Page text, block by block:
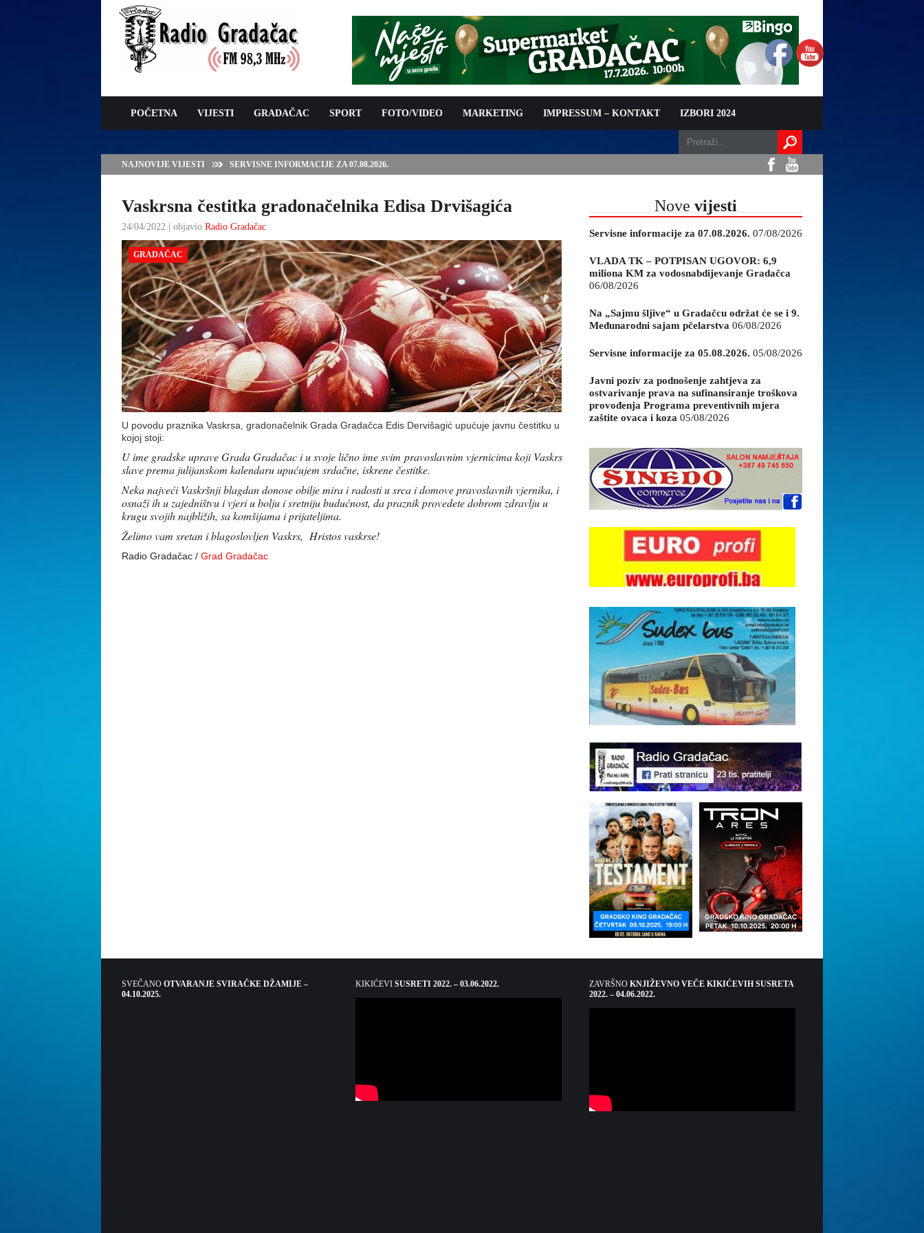
POČETNA VIJESTI GRADAČAC SPORT FOTO/VIDEO MARKETING IMPRESSUM – KONTAKT IZBORI 2024
NAJNOVIJE VIJESTI SERVISNE INFORMACIJE ZA 07.08.2026.
Vaskrsna čestitka gradonačelnika Edisa Drvišagića
24/04/2022 | objavio Radio Gradačac
GRADAČAC
U povodu praznika Vaskrsa, gradonačelnik Grada Gradačca Edis Dervišagić upućuje javnu čestitku u
kojoj stoji:
U ime gradske uprave Grada Gradačac i u svoje lično ime svim pravoslavnim vjernicima koji Vaskrs
slave prema julijanskom kalendaru upućujem srdačne, iskrene čestitke.
Neka najveći Vaskršnji blagdan donose obilje mira i radosti u srca i domove pravoslavnih vjernika, i
osnaži ih u zajedništvu i vjeri u bolju i sretniju budućnost, da praznik provedete dobrom zdravlju u
krugu svojih najbližih, sa komšijama i prijateljima.
Želimo vam sretan i blagoslovljen Vaskrs, Hristos vaskrse!
Radio Gradačac / Grad Gradačac
Nove vijesti
Servisne informacije za 07.08.2026. 07/08/2026
VLADA TK – POTPISAN UGOVOR: 6,9
miliona KM za vodosnabdijevanje Gradačca
06/08/2026
Na „Sajmu šljive“ u Gradačcu održat će se i 9.
Međunarodni sajam pčelarstva 06/08/2026
Servisne informacije za 05.08.2026. 05/08/2026
Javni poziv za podnošenje zahtjeva za
ostvarivanje prava na sufinansiranje troškova
provođenja Programa preventivnih mjera
zaštite ovaca i koza 05/08/2026
SVEČANO OTVARANJE SVIRAČKE DŽAMIJE –
04.10.2025.
KIKIĆEVI SUSRETI 2022. – 03.06.2022. ZAVRŠNO KNJIŽEVNO VEČE KIKIĆEVIH SUSRETA
2022. – 04.06.2022.